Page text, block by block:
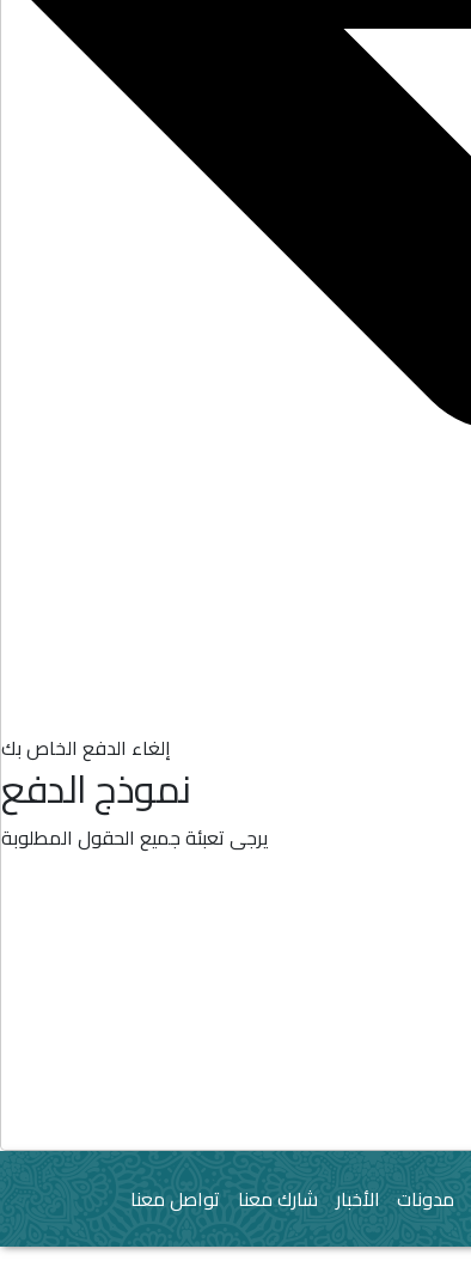
إلغاء الدفع الخاص بك
نموذج الدفع
يرجى تعبئة جميع الحقول المطلوبة
مدونات الأخبار شارك معنا تواصل معنا